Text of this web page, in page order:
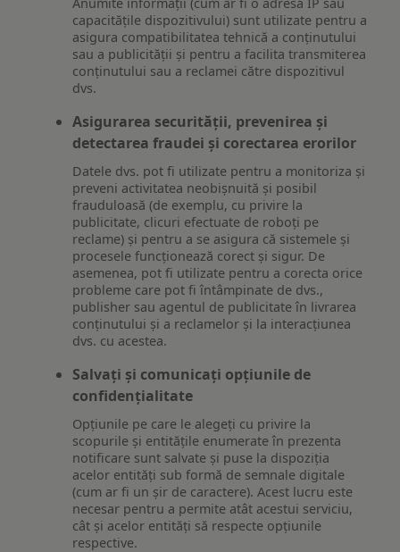
Anumite informații (cum ar fi o adresă IP sau
capacitățile dispozitivului) sunt utilizate pentru a
asigura compatibilitatea tehnică a conținutului
sau a publicității și pentru a facilita transmiterea
conținutului sau a reclamei către dispozitivul
dvs.
Asigurarea securității, prevenirea și
detectarea fraudei și corectarea erorilor
Datele dvs. pot fi utilizate pentru a monitoriza și
preveni activitatea neobișnuită și posibil
frauduloasă (de exemplu, cu privire la
publicitate, clicuri efectuate de roboți pe
reclame) și pentru a se asigura că sistemele și
procesele funcționează corect și sigur. De
asemenea, pot fi utilizate pentru a corecta orice
probleme care pot fi întâmpinate de dvs.,
publisher sau agentul de publicitate în livrarea
conținutului și a reclamelor și la interacțiunea
dvs. cu acestea.
Salvați și comunicați opțiunile de
confidențialitate
Opțiunile pe care le alegeți cu privire la
scopurile și entitățile enumerate în prezenta
notificare sunt salvate și puse la dispoziția
acelor entități sub formă de semnale digitale
(cum ar fi un șir de caractere). Acest lucru este
necesar pentru a permite atât acestui serviciu,
cât și acelor entități să respecte opțiunile
respective.